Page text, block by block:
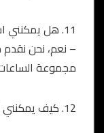
11. هل يمكنني استبدال ساعتي بساعات أخرى؟
– نعم، نحن نقدم
مجموعة الساعات
12. كيف يمكنني الحفاظ على قيمة ساعتي كارتير؟